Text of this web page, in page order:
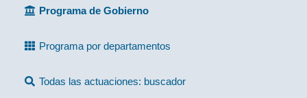
Programa de Gobierno
Programa por departamentos
Todas las actuaciones: buscador